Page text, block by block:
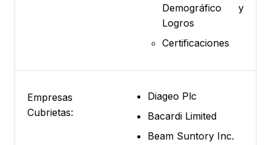
Demográfico y
Logros
Certificaciones
Empresas
Cubrietas:
Diageo Plc
Bacardi Limited
Beam Suntory Inc.